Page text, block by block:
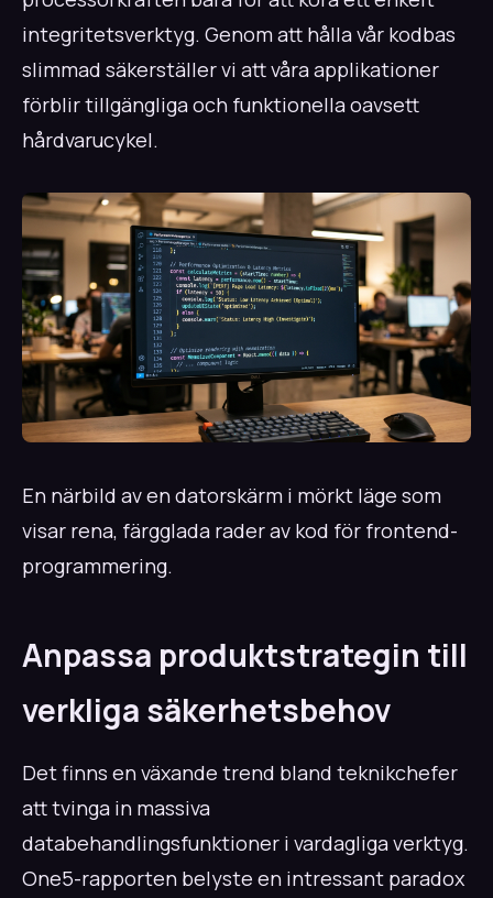
integritetsverktyg. Genom att hålla vår kodbas
slimmad säkerställer vi att våra applikationer
förblir tillgängliga och funktionella oavsett
hårdvarucykel.
En närbild av en datorskärm i mörkt läge som
visar rena, färgglada rader av kod för frontend-
programmering.
Anpassa produktstrategin till
verkliga säkerhetsbehov
Det finns en växande trend bland teknikchefer
att tvinga in massiva
databehandlingsfunktioner i vardagliga verktyg.
One5-rapporten belyste en intressant paradox